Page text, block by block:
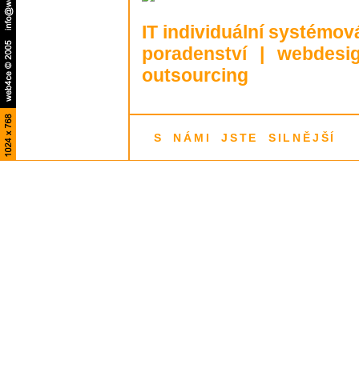
IT individuální
poradenství
|
outsourcing
S NÁMI JSTE SILNĚJŠÍ